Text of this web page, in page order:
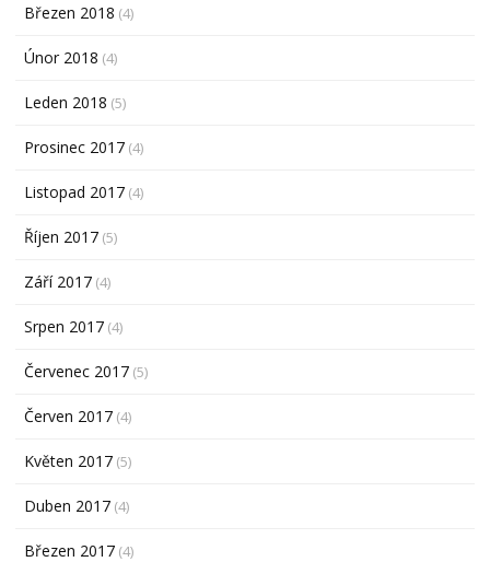
Březen 2018 (4)
Únor 2018 (4)
Leden 2018 (5)
Prosinec 2017 (4)
Listopad 2017 (4)
Říjen 2017 (5)
Září 2017 (4)
Srpen 2017 (4)
Červenec 2017 (5)
Červen 2017 (4)
Květen 2017 (5)
Duben 2017 (4)
Březen 2017 (4)